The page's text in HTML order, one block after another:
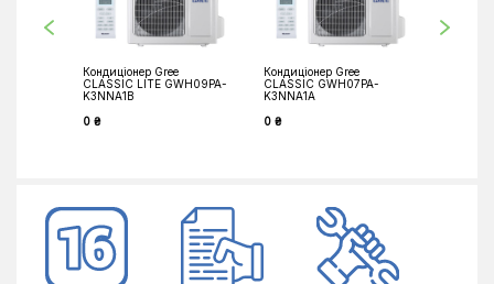
Кондиціонер Gree
CLASSIC LITE GWH09PA-
K3NNA1B
0 ₴
Кондиціонер Gree
CLASSIC GWH07PA-
K3NNA1A
0 ₴